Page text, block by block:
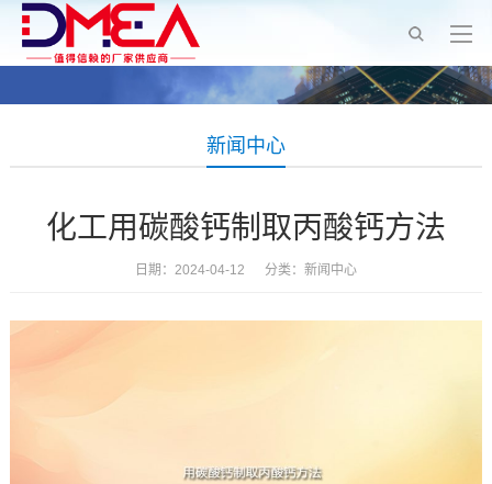
新闻中心
化工用碳酸钙制取丙酸钙方法
日期：2024-04-12 分类： 新闻中心